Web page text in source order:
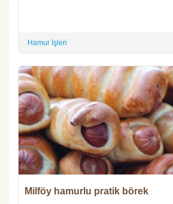
Hamur İşleri
Milföy hamurlu pratik börek